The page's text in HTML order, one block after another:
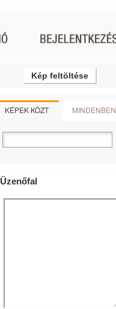
Kép feltöltése
KÉPEK KÖZT MINDENBEN
Üzenőfal